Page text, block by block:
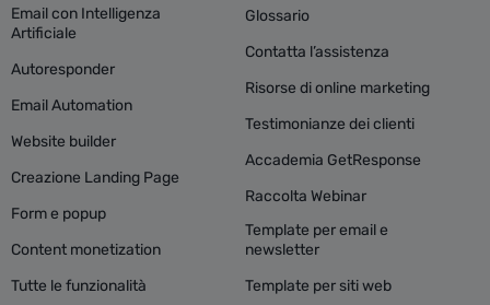
Email con Intelligenza
Artificiale
Autoresponder
Email Automation
Website builder
Creazione Landing Page
Form e popup
Content monetization
Tutte le funzionalità
Glossario
Contatta l’assistenza
Risorse di online marketing
Testimonianze dei clienti
Accademia GetResponse
Raccolta Webinar
Template per email e
newsletter
Template per siti web